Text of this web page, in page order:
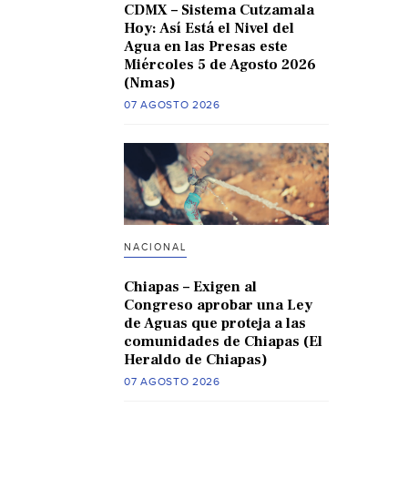
CDMX – Sistema Cutzamala
Hoy: Así Está el Nivel del
Agua en las Presas este
Miércoles 5 de Agosto 2026
(Nmas)
07 AGOSTO 2026
NACIONAL
Chiapas – Exigen al
Congreso aprobar una Ley
de Aguas que proteja a las
comunidades de Chiapas (El
Heraldo de Chiapas)
07 AGOSTO 2026